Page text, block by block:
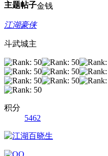
主题帖子金钱
江湖豪侠
斗武城主
积分
5462